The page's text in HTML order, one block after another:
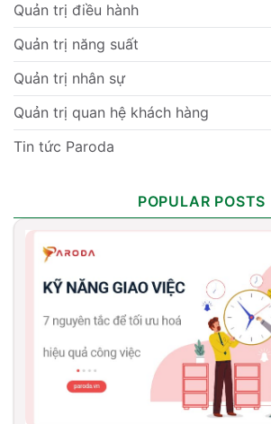
Quản trị điều hành
Quản trị năng suất
Quản trị nhân sự
Quản trị quan hệ khách hàng
Tin tức Paroda
POPULAR POSTS